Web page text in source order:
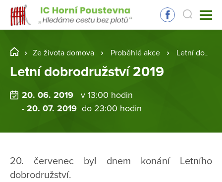
Ze života domova Proběhlé akce Letní dobrodružství 2019
Letní dobrodružství 2019
20. 06. 2019
v 13:00 hodin
- 20. 07. 2019 do 23:00 hodin
20. červenec byl dnem konání Letního
dobrodružství.